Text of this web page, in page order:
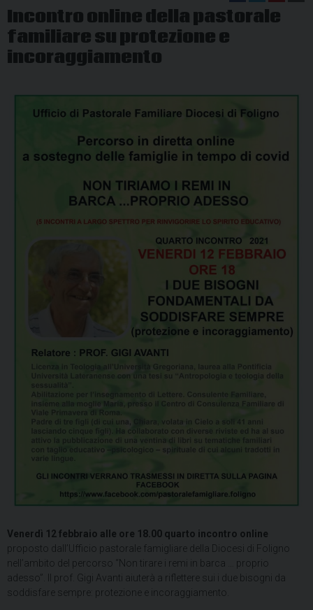
Incontro online della pastorale
familiare su protezione e
incoraggiamento
Venerdì 12 febbraio alle ore 18.00 quarto incontro online
proposto dall’Ufficio pastorale famigliare della Diocesi di Foligno
nell’ambito del percorso “Non tirare i remi in barca … proprio
adesso”. Il prof. Gigi Avanti aiuterà a riflettere sui i due bisogni da
soddisfare sempre: protezione e incoraggiamento.